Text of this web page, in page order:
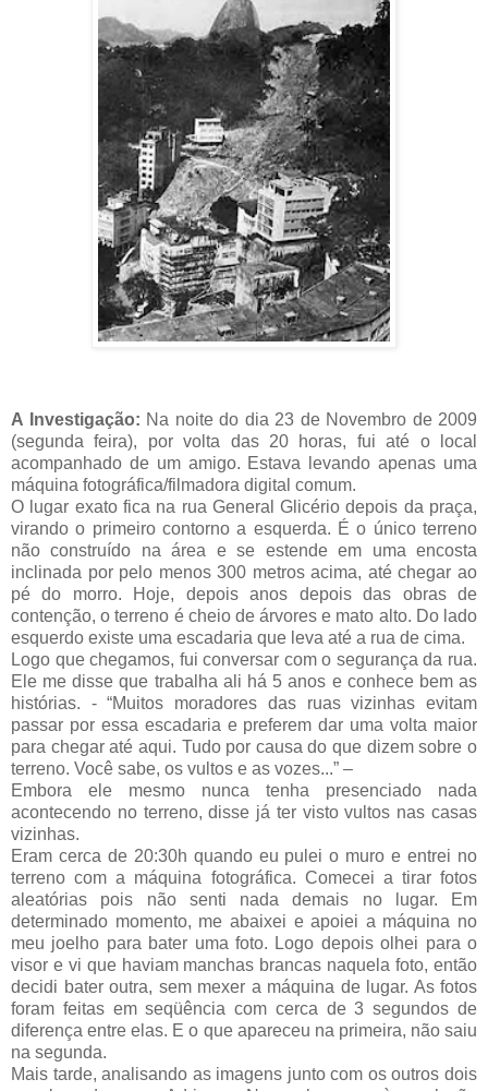
A Investigação: Na noite do dia 23 de Novembro de 2009
(segunda feira), por volta das 20 horas, fui até o local
acompanhado de um amigo. Estava levando apenas uma
máquina fotográfica/filmadora digital comum.
O lugar exato fica na rua General Glicério depois da praça,
virando o primeiro contorno a esquerda. É o único terreno
não construído na área e se estende em uma encosta
inclinada por pelo menos 300 metros acima, até chegar ao
pé do morro. Hoje, depois anos depois das obras de
contenção, o terreno é cheio de árvores e mato alto. Do lado
esquerdo existe uma escadaria que leva até a rua de cima.
Logo que chegamos, fui conversar com o segurança da rua.
Ele me disse que trabalha ali há 5 anos e conhece bem as
histórias. - “Muitos moradores das ruas vizinhas evitam
passar por essa escadaria e preferem dar uma volta maior
para chegar até aqui. Tudo por causa do que dizem sobre o
terreno. Você sabe, os vultos e as vozes...” –
Embora ele mesmo nunca tenha presenciado nada
acontecendo no terreno, disse já ter visto vultos nas casas
vizinhas.
Eram cerca de 20:30h quando eu pulei o muro e entrei no
terreno com a máquina fotográfica. Comecei a tirar fotos
aleatórias pois não senti nada demais no lugar. Em
determinado momento, me abaixei e apoiei a máquina no
meu joelho para bater uma foto. Logo depois olhei para o
visor e vi que haviam manchas brancas naquela foto, então
decidi bater outra, sem mexer a máquina de lugar. As fotos
foram feitas em seqüência com cerca de 3 segundos de
diferença entre elas. E o que apareceu na primeira, não saiu
na segunda.
Mais tarde, analisando as imagens junto com os outros dois